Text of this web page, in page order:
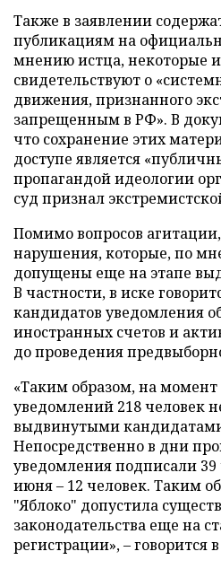
Также в заявлении
публикациям на
мнению истца, некоторые
свидетельствуют о
движения, признанного
запрещенным в РФ». В
что сохранение этих
доступе является
пропагандой идеологии
суд признал
Помимо вопросов
нарушения, которые, по
допущены еще на этапе
В частности, в иске
кандидатов уведомления
иностранных счетов и
до проведения
«Таким образом, на
уведомлений 218 человек
выдвинутыми
Непосредственно в дни
уведомления подписали 39
июня – 12 человек. Таким
"Яблоко" допустила
законодательства еще на
регистрации», – говорится